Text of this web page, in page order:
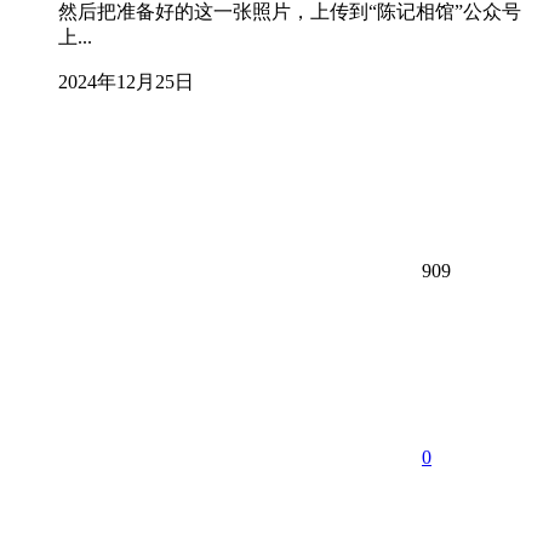
然后把准备好的这一张照片，上传到“陈记相馆”公众号
上...
2024年12月25日
909
0